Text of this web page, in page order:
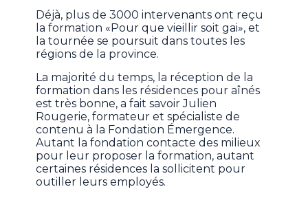
Déjà, plus de 3000 intervenants ont reçu
la formation «Pour que vieillir soit gai», et
la tournée se poursuit dans toutes les
régions de la province.
La majorité du temps, la réception de la
formation dans les résidences pour aînés
est très bonne, a fait savoir Julien
Rougerie, formateur et spécialiste de
contenu à la Fondation Émergence.
Autant la fondation contacte des milieux
pour leur proposer la formation, autant
certaines résidences la sollicitent pour
outiller leurs employés.